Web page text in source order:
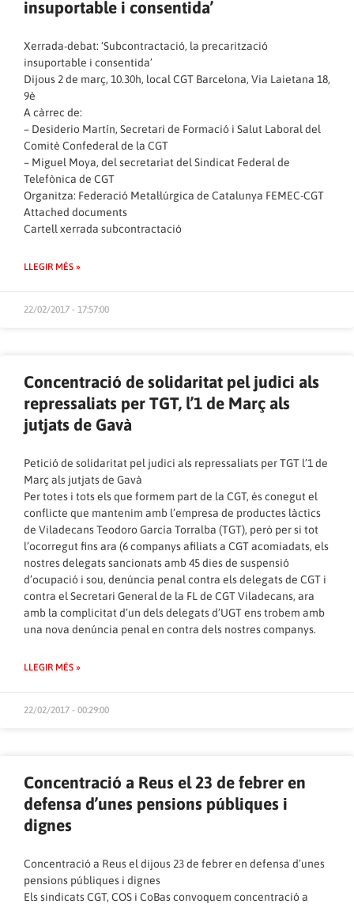
insuportable i consentida’
Xerrada-debat: ‘Subcontractació, la precarització
insuportable i consentida’
Dijous 2 de març, 10.30h, local CGT Barcelona, Via Laietana 18,
9è
A càrrec de:
– Desiderio Martín, Secretari de Formació i Salut Laboral del
Comitè Confederal de la CGT
– Miguel Moya, del secretariat del Sindicat Federal de
Telefònica de CGT
Organitza: Federació Metal·lúrgica de Catalunya FEMEC-CGT
Attached documents
Cartell xerrada subcontractació
LLEGIR MÉS »
22/02/2017 - 17:57:00
Concentració de solidaritat pel judici als
repressaliats per TGT, l’1 de Març als
jutjats de Gavà
Petició de solidaritat pel judici als repressaliats per TGT l’1 de
Març als jutjats de Gavà
Per totes i tots els que formem part de la CGT, és conegut el
conflicte que mantenim amb l’empresa de productes làctics
de Viladecans Teodoro García Torralba (TGT), però per si tot
l’ocorregut fins ara (6 companys afiliats a CGT acomiadats, els
nostres delegats sancionats amb 45 dies de suspensió
d’ocupació i sou, denúncia penal contra els delegats de CGT i
contra el Secretari General de la FL de CGT Viladecans, ara
amb la complicitat d’un dels delegats d’UGT ens trobem amb
una nova denúncia penal en contra dels nostres companys.
LLEGIR MÉS »
22/02/2017 - 00:29:00
Concentració a Reus el 23 de febrer en
defensa d’unes pensions públiques i
dignes
Concentració a Reus el dijous 23 de febrer en defensa d’unes
pensions públiques i dignes
Els sindicats CGT, COS i CoBas convoquem concentració a